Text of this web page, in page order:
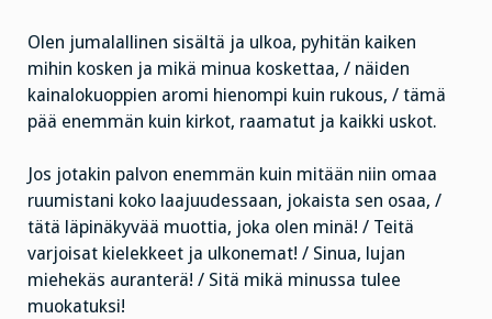
Olen jumalallinen sisältä ja ulkoa, pyhitän kaiken
mihin kosken ja mikä minua koskettaa, / näiden
kainalokuoppien aromi hienompi kuin rukous, / tämä
pää enemmän kuin kirkot, raamatut ja kaikki uskot.
Jos jotakin palvon enemmän kuin mitään niin omaa
ruumistani koko laajuudessaan, jokaista sen osaa, /
tätä läpinäkyvää muottia, joka olen minä! / Teitä
varjoisat kielekkeet ja ulkonemat! / Sinua, lujan
miehekäs auranterä! / Sitä mikä minussa tulee
muokatuksi!